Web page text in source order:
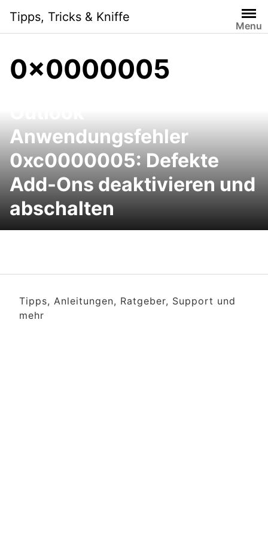
content
Tipps, Tricks & Kniffe
Menu
0x0000005
Anwendungsfehler
0xc0000005: Defekte
Add-Ons deaktivieren und
abschalten
Tipps, Anleitungen, Ratgeber, Support und
mehr